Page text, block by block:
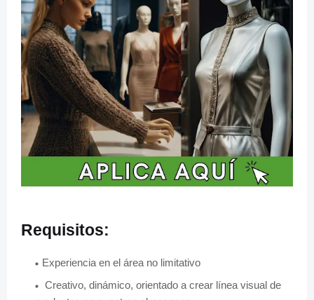
Requisitos:
Experiencia en el área no limitativo
Creativo, dinámico, orientado a crear línea visual de